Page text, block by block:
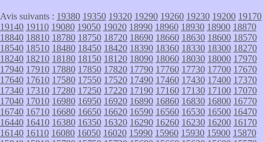
Avis suivants : 19380 19350 19320 19290 19260 19230 19200 19170
19140 19110 19080 19050 19020 18990 18960 18930 18900 18870
18840 18810 18780 18750 18720 18690 18660 18630 18600 18570
18540 18510 18480 18450 18420 18390 18360 18330 18300 18270
18240 18210 18180 18150 18120 18090 18060 18030 18000 17970
17940 17910 17880 17850 17820 17790 17760 17730 17700 17670
17640 17610 17580 17550 17520 17490 17460 17430 17400 17370
17340 17310 17280 17250 17220 17190 17160 17130 17100 17070
17040 17010 16980 16950 16920 16890 16860 16830 16800 16770
16740 16710 16680 16650 16620 16590 16560 16530 16500 16470
16440 16410 16380 16350 16320 16290 16260 16230 16200 16170
16140 16110 16080 16050 16020 15990 15960 15930 15900 15870